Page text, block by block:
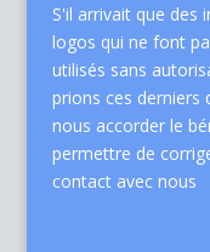
S'il arrivait que des
logos qui ne font
utilisés sans
prions ces derniers
nous accorder le
permettre de
contact avec nous